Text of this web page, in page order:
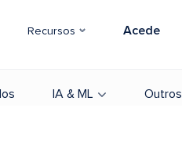
Recursos Acede
IA & ML Outros